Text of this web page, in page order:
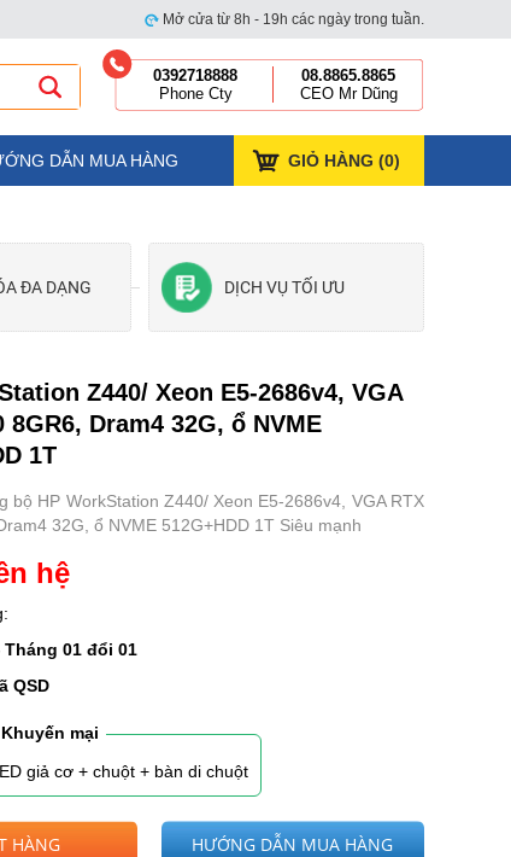
Mở cửa từ 8h - 19h các ngày trong tuần.
0392718888
Phone Cty
08.8865.8865
CEO Mr Dũng
DẪN MUA HÀNG GIỎ HÀNG (0)
ĐA DẠNG DỊCH VỤ TỐI ƯU
Z440/ Xeon E5-2686v4, VGA
8GR6, Dram4 32G, ổ NVME
1T
bộ HP WorkStation Z440/ Xeon E5-2686v4, VGA RTX
32G, ổ NVME 512G+HDD 1T Siêu mạnh
hệ
Tháng 01 đổi 01
QSD
Khuyến mại
giả cơ + chuột + bàn di chuột
HÀNG HƯỚNG DẪN MUA HÀNG